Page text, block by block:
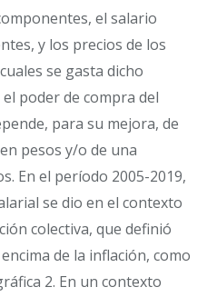
el salario
y los precios de los
se gasta dicho
poder de compra del
para su mejora, de
pesos y/o de una
En el período 2005-2019,
se dio en el contexto
colectiva, que definió
de la inflación, como
2. En un contexto